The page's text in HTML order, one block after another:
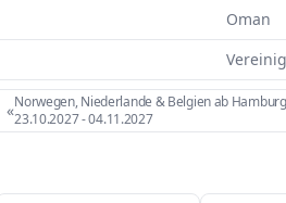
Oman
«Norwegen, Niederlande & Belgien ab Hamburg
23.10.2027-04.11.2027